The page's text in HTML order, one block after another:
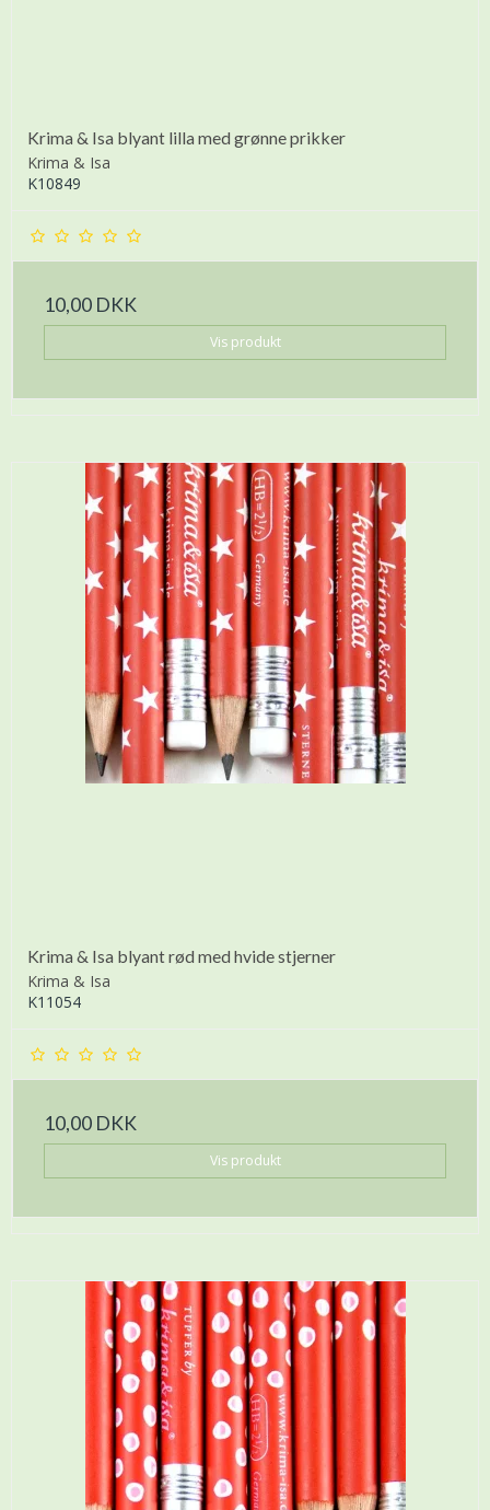
Krima & Isa blyant lilla med grønne prikker
Krima & Isa
K10849
10,00 DKK
Vis produkt
Krima & Isa blyant rød med hvide stjerner
Krima & Isa
K11054
10,00 DKK
Vis produkt